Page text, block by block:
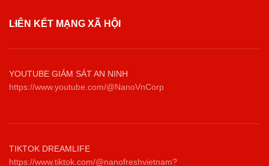
LIÊN KẾT MẠNG XÃ HỘI
YOUTUBE GIÁM SÁT AN NINH
https://www.youtube.com/@NanoVnCorp
TIKTOK DREAMLIFE
https://www.tiktok.com/@nanofreshvietnam?